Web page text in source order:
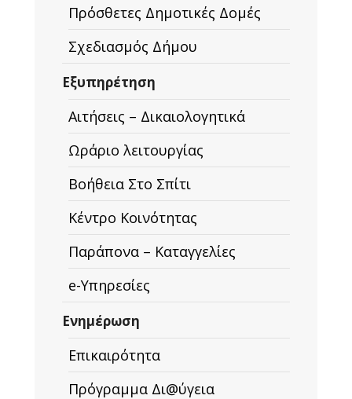
Πρόσθετες Δημοτικές Δομές
Σχεδιασμός Δήμου
Εξυπηρέτηση
Αιτήσεις – Δικαιολογητικά
Ωράριο λειτουργίας
Βοήθεια Στο Σπίτι
Κέντρο Κοινότητας
Παράπονα – Καταγγελίες
e-Υπηρεσίες
Ενημέρωση
Επικαιρότητα
Πρόγραμμα Δι@ύγεια